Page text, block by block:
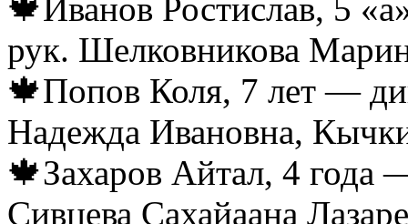
🍁Иванов Ростислав, 5
рук. Шелковникова
🍁Попов Коля, 7 лет —
Надежда Ивановна,
🍁Захаров Айтал, 4 года
Сивцева Сахайаана